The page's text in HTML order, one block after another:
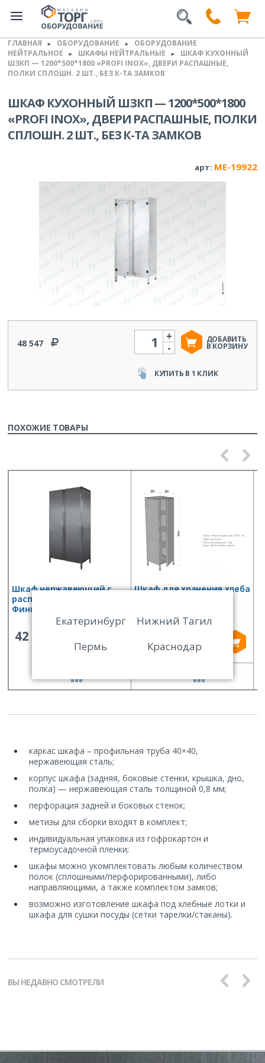
ГЛАВНАЯ ► ОБОРУДОВАНИЕ ►
ОБОРУДОВАНИЕ
НЕЙТРАЛЬНОЕ
► ШКАФЫ НЕЙТРАЛЬНЫЕ ►
ШКАФ КУХОННЫЙ
ШЗКП — 1200*500*1800 «PROFI INOX», ДВЕРИ РАСПАШНЫЕ,
ПОЛКИ СПЛОШН. 2 ШТ., БЕЗ К-ТА ЗАМКОВ
ШКАФ КУХОННЫЙ ШЗКП — 1200*500*1800
«PROFI INOX», ДВЕРИ РАСПАШНЫЕ, ПОЛКИ
СПЛОШН. 2 ШТ., БЕЗ К-ТА ЗАМКОВ
арт: ME-19922
48 547
Количество
-
+ ДОБАВИТЬ
В КОРЗИНУ
КУПИТЬ В 1 КЛИК
ПОХОЖИЕ ТОВАРЫ
Шкаф нержавеющий с
распашными дверями
Финист (800х600х1800)
42 182
СРАВНИТЬ
Шкаф для хранения хлеба
СРАВНИТЬ
каркас шкафа – профильная труба 40×40,
нержавеющая сталь;
корпус шкафа (задняя, боковые стенки, крышка, дно,
полка) — нержавеющая сталь толщиной 0,8 мм;
перфорация задней и боковых стенок;
метизы для сборки входят в комплект;
индивидуальная упаковка из гофрокартон и
термоусадочной пленки;
шкафы можно укомплектовать любым количеством
полок (сплошными/перфорированными), либо
направляющими, а также комплектом замков;
возможно изготовление шкафа под хлебные лотки и
шкафа для сушки посуды (сетки тарелки/стаканы).
ВЫ НЕДАВНО СМОТРЕЛИ
Екатеринбург
Нижний Тагил
Пермь
Краснодар